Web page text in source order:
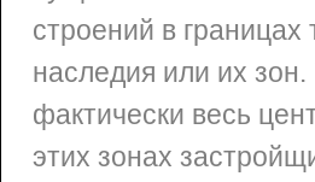
строений в границах
наследия или их
фактически весь
этих зонах